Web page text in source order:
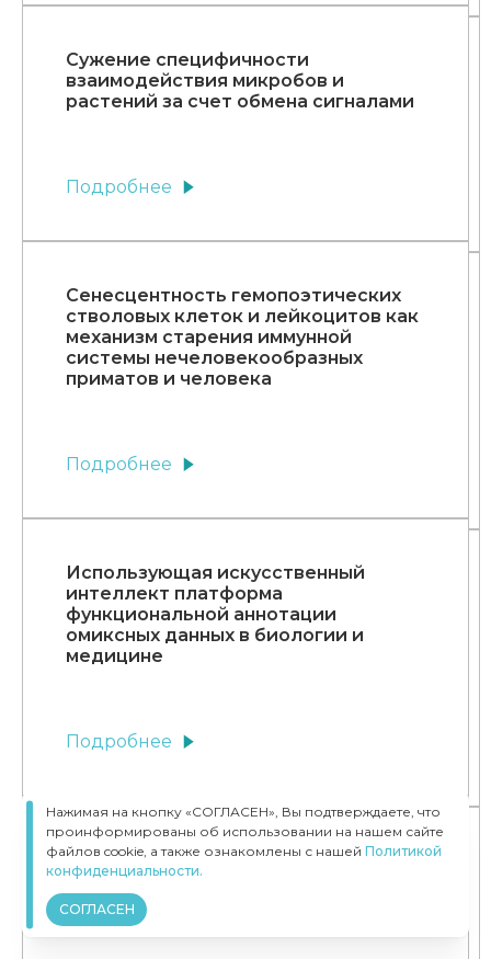
Сужение специфичности
взаимодействия микробов и
растений за счет обмена сигналами
Подробнее
Сенесцентность гемопоэтических
стволовых клеток и лейкоцитов как
механизм старения иммунной
системы нечеловекообразных
приматов и человека
Подробнее
Использующая искусственный
интеллект платформа
функциональной аннотации
омиксных данных в биологии и
медицине
Подробнее
Исследование дофаминергических
механизмов развития и подходов
нейромодуляторной терапии
мигрени
Нажимая на кнопку «СОГЛАСЕН», Вы подтверждаете, что
проинформированы об использовании на нашем сайте
файлов cookie, а также ознакомлены с нашей Политикой
конфиденциальности.
СОГЛАСЕН